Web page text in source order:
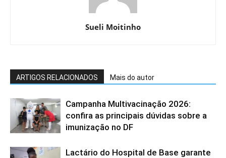
Sueli Moitinho
ARTIGOS RELACIONADOS Mais do autor
Campanha Multivacinação 2026:
confira as principais dúvidas sobre a
imunização no DF
Lactário do Hospital de Base garante